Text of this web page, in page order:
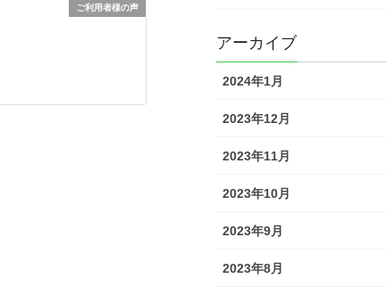
ご利用者様の声
アーカイブ
2024年1月
2023年12月
2023年11月
2023年10月
2023年9月
2023年8月